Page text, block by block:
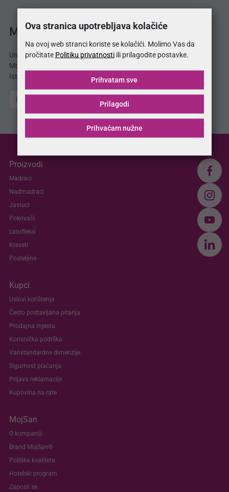
MojSan® katalog
Unesite svoju e-mail adresu i odmah dobijate
MojSan® katalog proizvoda direktno u svoj inbox.
Istražite ponudu madraca, kreveta, jastuka i više.
Proizvodi
Madraci
Nadmadraci
Jastuci
Pokrivači
Latofleksi
Kreveti
Posteljine
Kupci
Uslovi korištenja
Često postavljana pitanja
Prodajna mjesta
Korisnička podrška
Vanstandardne dimenzije
Sigurnost plaćanja
Prijava reklamacije
Kupovina na rate
MojSan
O kompaniji
Brand MojSan®
Politika kvaliteta
Hotelski program
Zaposli se
Ova stranica upotrebljava kolačiće
Na ovoj web stranci koriste se kolačići. Molimo Vas da
pročitate Politiku privatnostiili prilagodite postavke.
Prihvaćam nužne
Prilagodi
Prihvatam sve